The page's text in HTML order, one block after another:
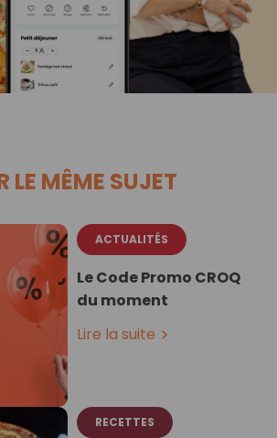
LE MÊME SUJET
ACTUALITÉS
Le Code Promo CROQ
du moment
Lire la suite
RECETTES